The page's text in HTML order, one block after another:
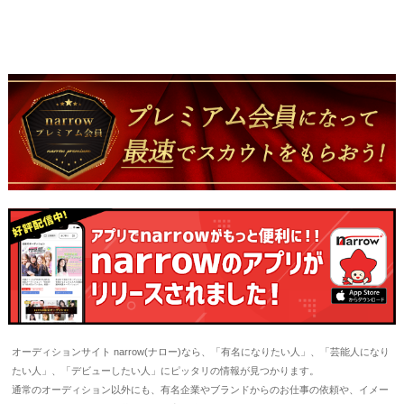
オーディションサイト narrow(ナロー)なら、「有名になりたい人」、「芸能人になり
たい人」、「デビューしたい人」にピッタリの情報が見つかります。
通常のオーディション以外にも、有名企業やブランドからのお仕事の依頼や、イメー